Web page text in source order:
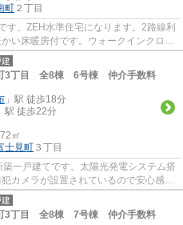
町 ２丁目
す。ZEH水準住宅になります。2路線利
い床暖房付です。ウォークインクロー
。府中市...
3丁目 全8棟 6号棟 仲介手数料
」駅 徒歩18分
駅 徒歩22分
㎡
士見町 ３丁目
一戸建てです。太陽光発電システム搭
カメラが設置されているので安心感が
しなら多...
3丁目 全8棟 7号棟 仲介手数料